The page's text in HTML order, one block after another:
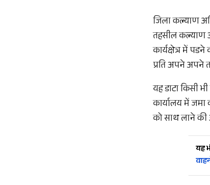
जिला कल्याण
तहसील कल्याण
कार्यक्षेत्र में
प्रति अपने अपने
यह डाटा किसी
कार्यालय में जमा
को साथ लाने
यह